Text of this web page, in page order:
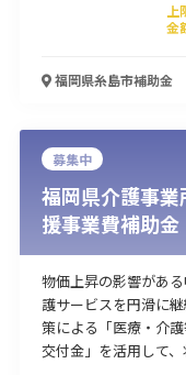
上
金
福岡県糸島市補助金
募集中
福岡県介護事
援事業費補助金
物価上昇の影響があ
護サービスを円滑に
策による「医療・介
交付金」を活用して、